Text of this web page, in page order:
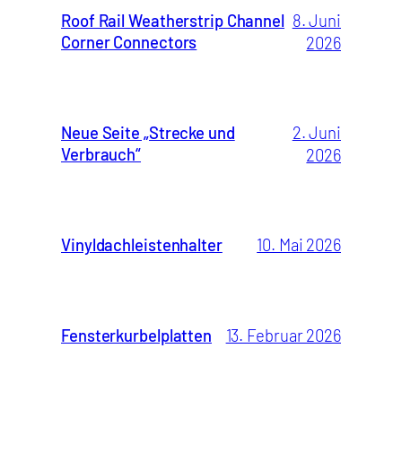
Roof Rail Weatherstrip Channel
Corner Connectors
8. Juni
2026
Neue Seite „Strecke und
Verbrauch“
2. Juni
2026
Vinyldachleistenhalter 10. Mai 2026
Fensterkurbelplatten 13. Februar 2026